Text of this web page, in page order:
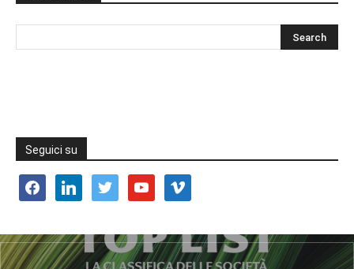
Seguici su
facebooklinkedin twitter youtube vimeo